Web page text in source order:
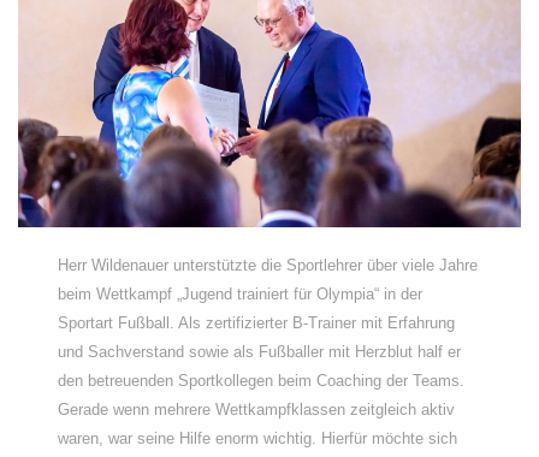
Herr Wildenauer unterstützte die Sportlehrer über viele Jahre
beim Wettkampf „Jugend trainiert für Olympia“ in der
Sportart Fußball. Als zertifizierter B-Trainer mit Erfahrung
und Sachverstand sowie als Fußballer mit Herzblut half er
den betreuenden Sportkollegen beim Coaching der Teams.
Gerade wenn mehrere Wettkampfklassen zeitgleich aktiv
waren, war seine Hilfe enorm wichtig. Hierfür möchte sich